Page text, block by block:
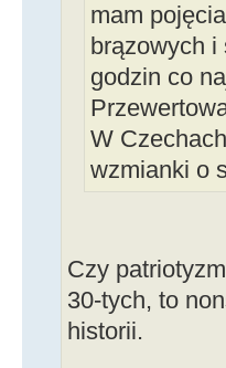
mam
brązowych
godzin co
W
wzmianki o
Czy
30-tych, to
historii.